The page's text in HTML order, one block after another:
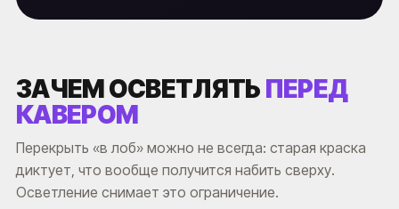
ЗАЧЕМ ОСВЕТЛЯТЬ ПЕРЕД
КАВЕРОМ
Перекрыть «в лоб» можно не всегда: старая краска
диктует, что вообще получится набить сверху.
Осветление снимает это ограничение.